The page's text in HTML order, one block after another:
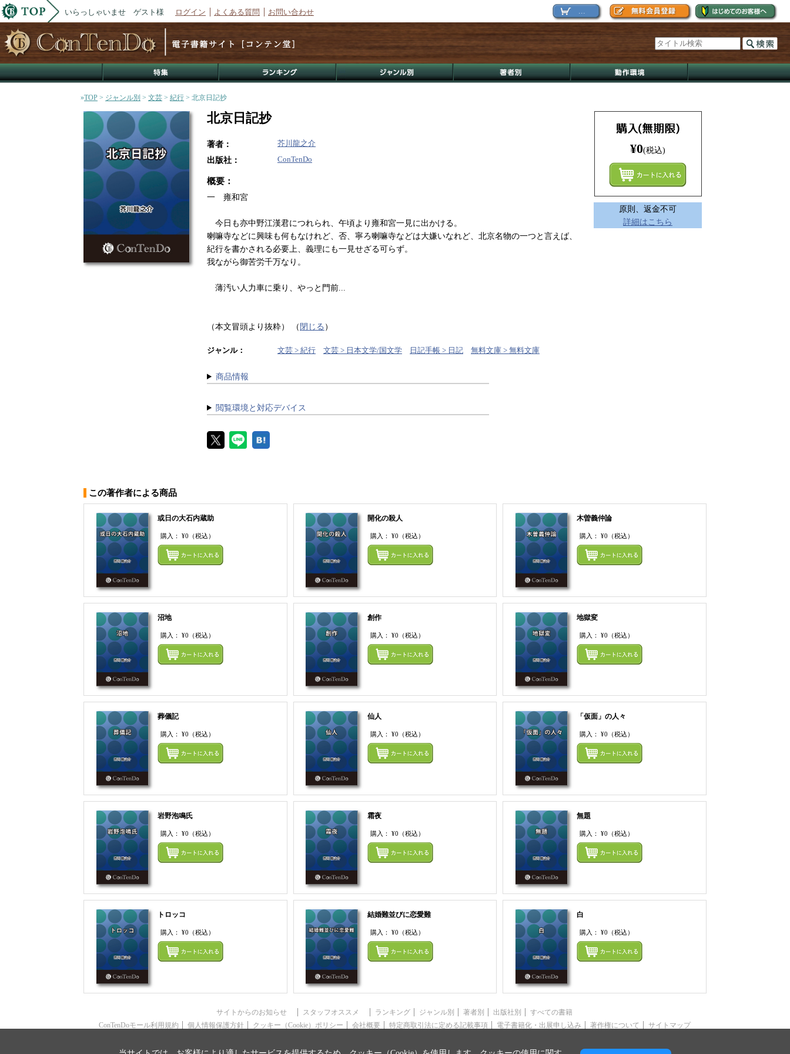
いらっしゃいませ ゲスト様 ログイン よくある質問 お問い合わせ
»TOP > ジャンル別 > 文芸 > 紀行 > 北京日記抄
北京日記抄
著者： 芥川龍之介
出版社： ConTenDo
概要：
一 雍和宮
今日も亦中野江漢君につれられ、午頃より雍和宮一見に出かける。
喇嘛寺などに興味も何もなけれど、否、寧ろ喇嘛寺などは大嫌いなれど、北京名物の一つと言えば、
紀行を書かされる必要上、義理にも一見せざる可らず。
我ながら御苦労千万なり。
薄汚い人力車に乗り、やっと門前...
（本文冒頭より抜粋） （ 閉じる ）
ジャンル： 文芸 > 紀行 文芸 > 日本文学/国文学 日記手帳 > 日記 無料文庫 > 無料文庫
商品情報
閲覧環境と対応デバイス
¥0(税込)
原則、返金不可
詳細はこちら
この著作者による商品
或日の大石内蔵助
購入： ¥0 （税込）
まとめてカートにいれる
開化の殺人
購入： ¥0 （税込）
まとめてカートにいれる
木曽義仲論
購入：¥0 （税込）
沼地
購入： ¥0 （税込）
まとめてカートにいれる
創作
購入： ¥0 （税込）
まとめてカートにいれる
地獄変
購入：¥0 （税込）
葬儀記
購入： ¥0 （税込）
まとめてカートにいれる
仙人
購入： ¥0 （税込）
まとめてカートにいれる
「仮面」の人々
購入：¥0 （税込）
岩野泡鳴氏
購入： ¥0 （税込）
まとめてカートにいれる
霜夜
購入： ¥0 （税込）
まとめてカートにいれる
無題
購入：¥0 （税込）
トロッコ
購入： ¥0 （税込）
まとめてカートにいれる
結婚難並びに恋愛難
購入： ¥0 （税込）
まとめてカートにいれる
白
購入：¥0 （税込）
サイトからのお知らせ スタッフオススメ ランキング ジャンル別 著者別 出版社別
すべての書籍
ConTenDoモール利用規約
個人情報保護方針 クッキー（Cookie）ポリシー 会社概要 特定商取引法に定める記載事項 電子書籍化・出展申し込み 著作権について サイトマップ